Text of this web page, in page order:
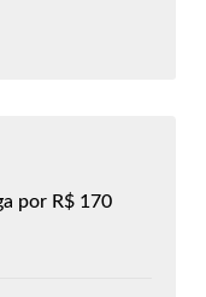
por R$ 170